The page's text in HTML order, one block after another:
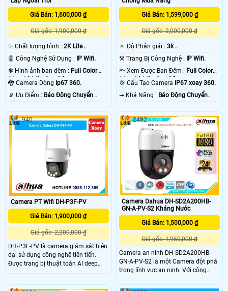
Giá Bán: 1,600,000 ₫
Giá gốc: 1,900,000 ₫
✨ Chất lượng hình : 2K Lite .
🤖️ Công Nghệ Sử Dụng :
IP Wifi.
❃ Hình ảnh ban đêm : Full Color
30m Có Màu Ban Ðêm.
🐉️ Camera Dòng Ip67 360.
️📡 Ưu Điểm : Báo Động Chuyển
Giá Bán: 1,599,000 ₫
Giá gốc: 2,000,000 ₫
🔅 Độ Phân giải :3k .
⚒ Trang Bị Công Nghệ :
IP Wifi.
🔦 Xem Được Ban Đêm : Full Color
30m Có Màu Ban Ðêm.
💢 Cấu Tạo Camera
IP67 xoay 360.
️⇝ Khả Năng : Báo Động Chuyển
Camera PT Wifi DH-P3F-PV
Giá Bán: 1,900,000 ₫
Giá gốc: 2,200,000 ₫
DH-P3F-PV là camera giám sát hiện
đại sử dụng công nghệ tiên tiến.
Được trang bị thuật toán AI deep
learning, camera có khả năng phân
940
Camera Dahua DH-SD2A200HB-
GN-A-PV-S2 Kháng Nước
Giá Bán: 1,500,000 ₫
Giá gốc: 1,950,000 ₫
Camera an ninh DH-SD2A200HB-
GN-A-PV-S2 là một Camera đột phá
trong lĩnh vực an ninh. Với công
nghệ chip xử lý hình ảnh Sony
STARVIS CMOS, camera này mang
2482